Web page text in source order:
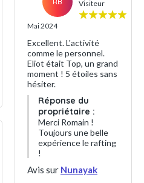
Visiteur
Mai 2024
Excellent. L'activité
comme le personnel.
Eliot était Top, un grand
moment ! 5 étoiles sans
hésiter.
Réponse du
propriétaire :
Merci Romain !
Toujours une belle
expérience le rafting
!
Avis sur Nunayak